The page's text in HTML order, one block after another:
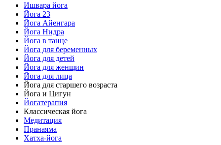
Ишвара йога
Йога 23
Йога Айенгара
Йога Нидра
Йога в танце
Йога для беременных
Йога для детей
Йога для женщин
Йога для лица
Йога для старшего возраста
Йога и Цигун
Йогатерапия
Классическая йога
Медитация
Пранаяма
Хатха-йога